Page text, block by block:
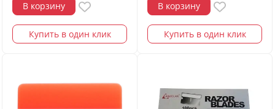
В корзину
Купить в один клик
В корзину
Купить в один клик